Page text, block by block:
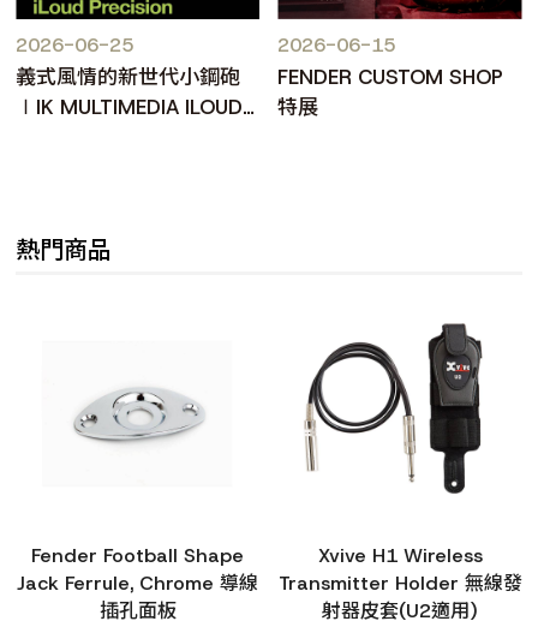
2026-06-25
義式風情的新世代小鋼砲
∣IK MULTIMEDIA ILOUD
2026-06-15
FENDER CUSTOM SHOP
特展
熱門商品
Fender Football Shape
Jack Ferrule, Chrome 導線
插孔面板
Xvive H1 Wireless
Transmitter Holder 無線發
射器皮套(U2適用)